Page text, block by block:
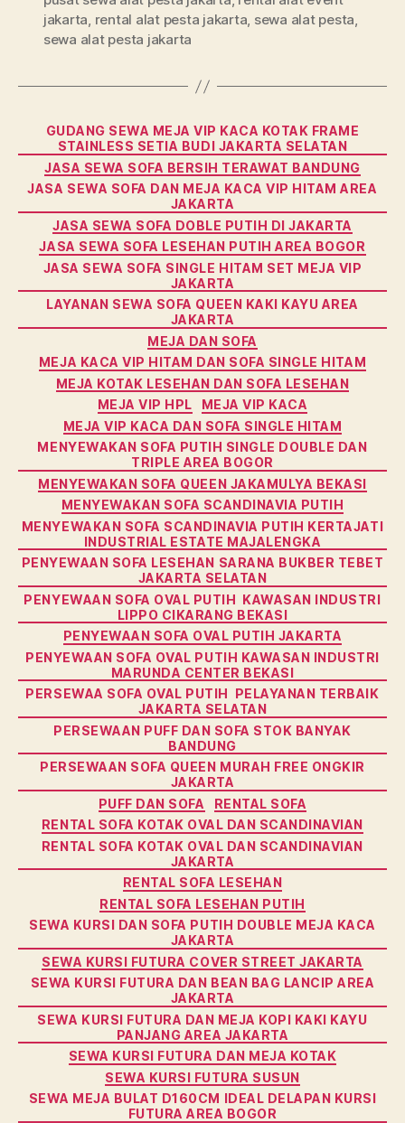
jakarta, rental alat pesta jakarta, sewa alat pesta,
sewa alat pesta jakarta
Categories
GUDANG SEWA MEJA VIP KACA KOTAK FRAME
STAINLESS SETIA BUDI JAKARTA SELATAN
JASA SEWA SOFA BERSIH TERAWAT BANDUNG
JASA SEWA SOFA DAN MEJA KACA VIP HITAM AREA
JAKARTA
JASA SEWA SOFA DOBLE PUTIH DI JAKARTA
JASA SEWA SOFA LESEHAN PUTIH AREA BOGOR
JASA SEWA SOFA SINGLE HITAM SET MEJA VIP
JAKARTA
LAYANAN SEWA SOFA QUEEN KAKI KAYU AREA
JAKARTA
MEJA DAN SOFA
MEJA KACA VIP HITAM DAN SOFA SINGLE HITAM
MEJA KOTAK LESEHAN DAN SOFA LESEHAN
MEJA VIP HPL
MEJA VIP KACA
MEJA VIP KACA DAN SOFA SINGLE HITAM
MENYEWAKAN SOFA PUTIH SINGLE DOUBLE DAN
TRIPLE AREA BOGOR
MENYEWAKAN SOFA QUEEN JAKAMULYA BEKASI
MENYEWAKAN SOFA SCANDINAVIA PUTIH
MENYEWAKAN SOFA SCANDINAVIA PUTIH KERTAJATI
INDUSTRIAL ESTATE MAJALENGKA
PENYEWAAN SOFA LESEHAN SARANA BUKBER TEBET
JAKARTA SELATAN
PENYEWAAN SOFA OVAL PUTIH KAWASAN INDUSTRI
LIPPO CIKARANG BEKASI
PENYEWAAN SOFA OVAL PUTIH JAKARTA
PENYEWAAN SOFA OVAL PUTIH KAWASAN INDUSTRI
MARUNDA CENTER BEKASI
PERSEWAA SOFA OVAL PUTIH PELAYANAN TERBAIK
JAKARTA SELATAN
PERSEWAAN PUFF DAN SOFA STOK BANYAK
BANDUNG
PERSEWAAN SOFA QUEEN MURAH FREE ONGKIR
JAKARTA
PUFF DAN SOFA
RENTAL SOFA
RENTAL SOFA KOTAK OVAL DAN SCANDINAVIAN
RENTAL SOFA KOTAK OVAL DAN SCANDINAVIAN
JAKARTA
RENTAL SOFA LESEHAN
RENTAL SOFA LESEHAN PUTIH
SEWA KURSI DAN SOFA PUTIH DOUBLE MEJA KACA
JAKARTA
SEWA KURSI FUTURA COVER STREET JAKARTA
SEWA KURSI FUTURA DAN BEAN BAG LANCIP AREA
JAKARTA
SEWA KURSI FUTURA DAN MEJA KOPI KAKI KAYU
PANJANG AREA JAKARTA
SEWA KURSI FUTURA DAN MEJA KOTAK
SEWA KURSI FUTURA SUSUN
SEWA MEJA BULAT D160CM IDEAL DELAPAN KURSI
FUTURA AREA BOGOR